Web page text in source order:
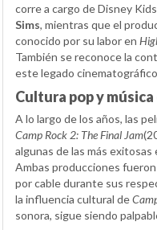
corre a cargo de Disney
Sims, mientras que el
conocido por su labor en
También se reconoce la
este legado
Cultura pop y música
A lo largo de los años, las
Camp Rock 2: The Final Jam
algunas de las más
Ambas producciones
por cable durante sus
la influencia cultural de
sonora, sigue siendo